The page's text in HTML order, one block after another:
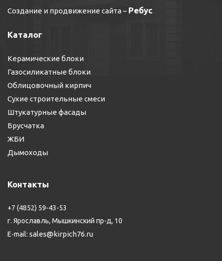
Создание и продвижение сайта– Ребус
Каталог
Керамические блоки
Газосиликатные блоки
Облицовочный кирпич
Сухие строительные смеси
Штукатурные фасады
Брусчатка
ЖБИ
Дымоходы
Контакты
+7 (4852) 59-43-53
г. Ярославль, Мышкинский пр-д, 10
E-mail: sales@kirpich76.ru